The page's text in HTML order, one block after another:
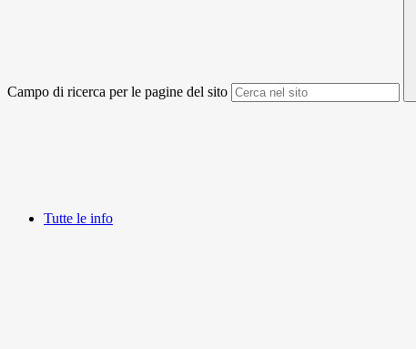
Campo di ricerca per le pagine del sito
Tutte le info